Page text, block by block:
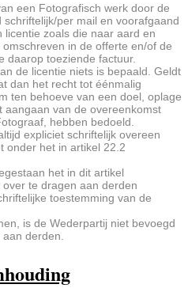
een Fotografisch werk door de
per mail en voorafgaand
zoals die naar aard en
in de offerte en/of de
daarop toeziende factuur.
de licentie niets is bepaald. Geldt
dan het recht tot éénmalig
ten behoeve van een doel, oplage
aangaan van de overeenkomst
hebben bedoeld.
expliciet schriftelijk overeen
onder het in artikel 22.2
het in dit artikel
te dragen aan derden
toestemming van de
is de Wederpartij niet bevoegd
derden.